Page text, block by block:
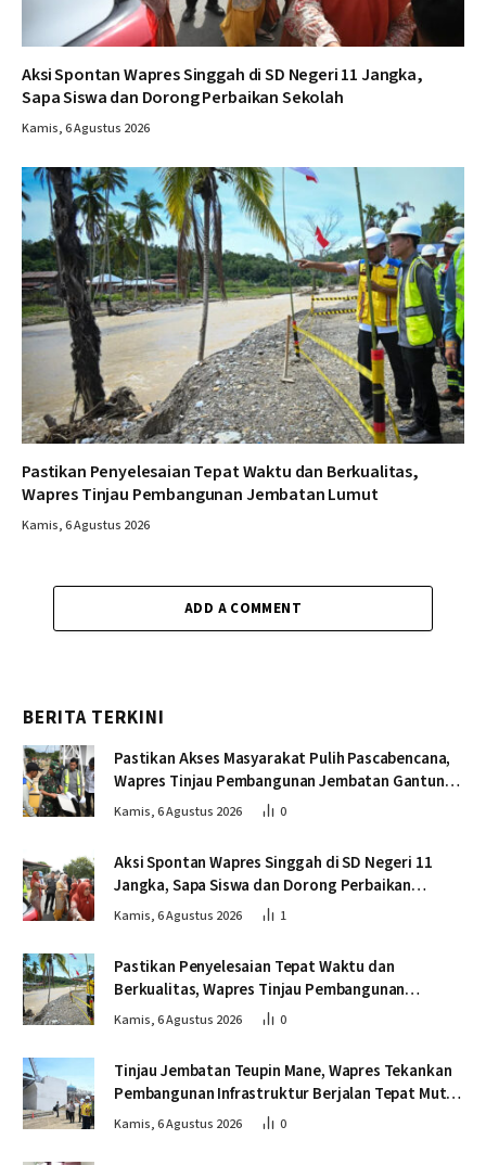
Aksi Spontan Wapres Singgah di SD Negeri 11 Jangka,
Sapa Siswa dan Dorong Perbaikan Sekolah
Kamis, 6 Agustus 2026
Pastikan Penyelesaian Tepat Waktu dan Berkualitas,
Wapres Tinjau Pembangunan Jembatan Lumut
Kamis, 6 Agustus 2026
ADD A COMMENT
BERITA TERKINI
Pastikan Akses Masyarakat Pulih Pascabencana,
Wapres Tinjau Pembangunan Jembatan Gantung
Kendawi
Kamis, 6 Agustus 2026 0
Aksi Spontan Wapres Singgah di SD Negeri 11
Jangka, Sapa Siswa dan Dorong Perbaikan
Sekolah
Kamis, 6 Agustus 2026 1
Pastikan Penyelesaian Tepat Waktu dan
Berkualitas, Wapres Tinjau Pembangunan
Jembatan Lumut
Kamis, 6 Agustus 2026 0
Tinjau Jembatan Teupin Mane, Wapres Tekankan
Pembangunan Infrastruktur Berjalan Tepat Mutu
dan Tepat Waktu
Kamis, 6 Agustus 2026 0